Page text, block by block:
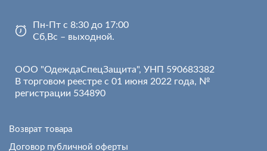
Пн-Пт с 8:30 до 17:00
Сб,Вс – выходной.
ООО "ОдеждаСпецЗащита", УНП 590683382
В торговом реестре с 01 июня 2022 года, №
регистрации 534890
Возврат товара
Договор публичной оферты